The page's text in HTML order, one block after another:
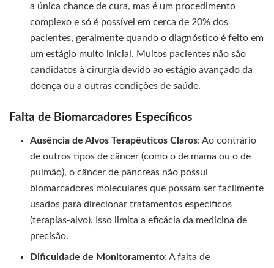
a única chance de cura, mas é um procedimento
complexo e só é possível em cerca de 20% dos
pacientes, geralmente quando o diagnóstico é feito em
um estágio muito inicial. Muitos pacientes não são
candidatos à cirurgia devido ao estágio avançado da
doença ou a outras condições de saúde.
Falta de Biomarcadores Específicos
Ausência de Alvos Terapêuticos Claros: Ao contrário
de outros tipos de câncer (como o de mama ou o de
pulmão), o câncer de pâncreas não possui
biomarcadores moleculares que possam ser facilmente
usados para direcionar tratamentos específicos
(terapias-alvo). Isso limita a eficácia da medicina de
precisão.
Dificuldade de Monitoramento: A falta de